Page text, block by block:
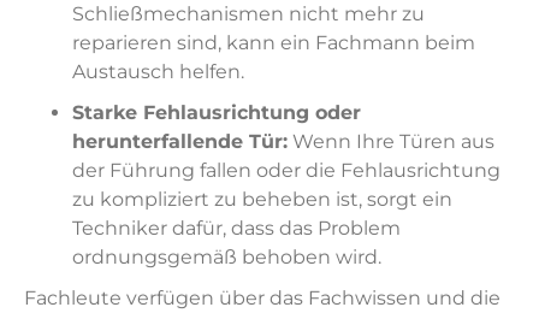
Schließmechanismen nicht mehr zu
reparieren sind, kann ein Fachmann beim
Austausch helfen.
Starke Fehlausrichtung oder
herunterfallende Tür: Wenn Ihre Türen aus
der Führung fallen oder die Fehlausrichtung
zu kompliziert zu beheben ist, sorgt ein
Techniker dafür, dass das Problem
ordnungsgemäß behoben wird.
Fachleute verfügen über das Fachwissen und die